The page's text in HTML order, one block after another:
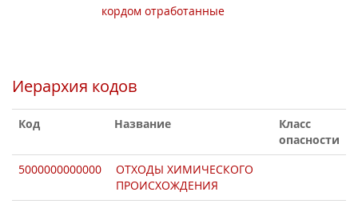
кордом отработанные
Иерархия кодов
Код Название
Класс
опасности
5000000000000
ОТХОДЫ ХИМИЧЕСКОГО
ПРОИСХОЖДЕНИЯ